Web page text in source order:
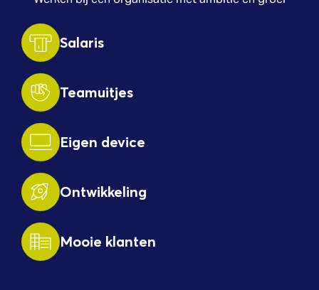
Salaris
Teamuitjes
Eigen device
Ontwikkeling
Mooie klanten